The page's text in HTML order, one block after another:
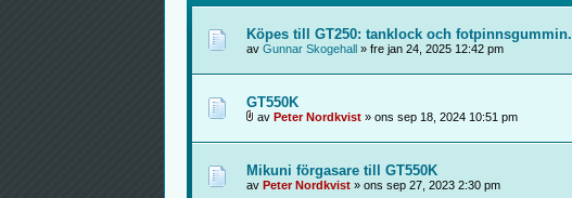
Köpes till GT250: tanklock och fotpinnsgummin.
av Gunnar Skogehall» fre jan 24, 2025 12:42 pm
GT550K
av Peter Nordkvist» ons sep 18, 2024 10:51 pm
Mikuni förgasare till GT550K
av Peter Nordkvist» ons sep 27, 2023 2:30 pm